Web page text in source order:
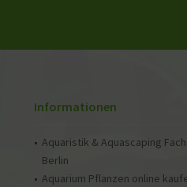
Informationen
Aquaristik & Aquascaping
Berlin
Aquarium Pflanzen online